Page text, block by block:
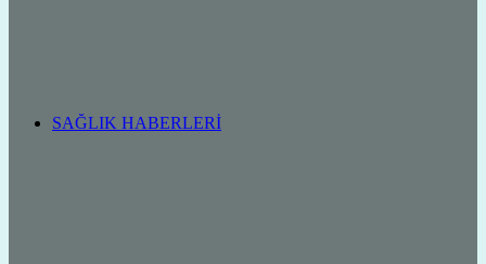
SAĞLIK HABERLERI